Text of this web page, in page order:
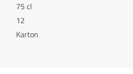
75 cl
12
Karton